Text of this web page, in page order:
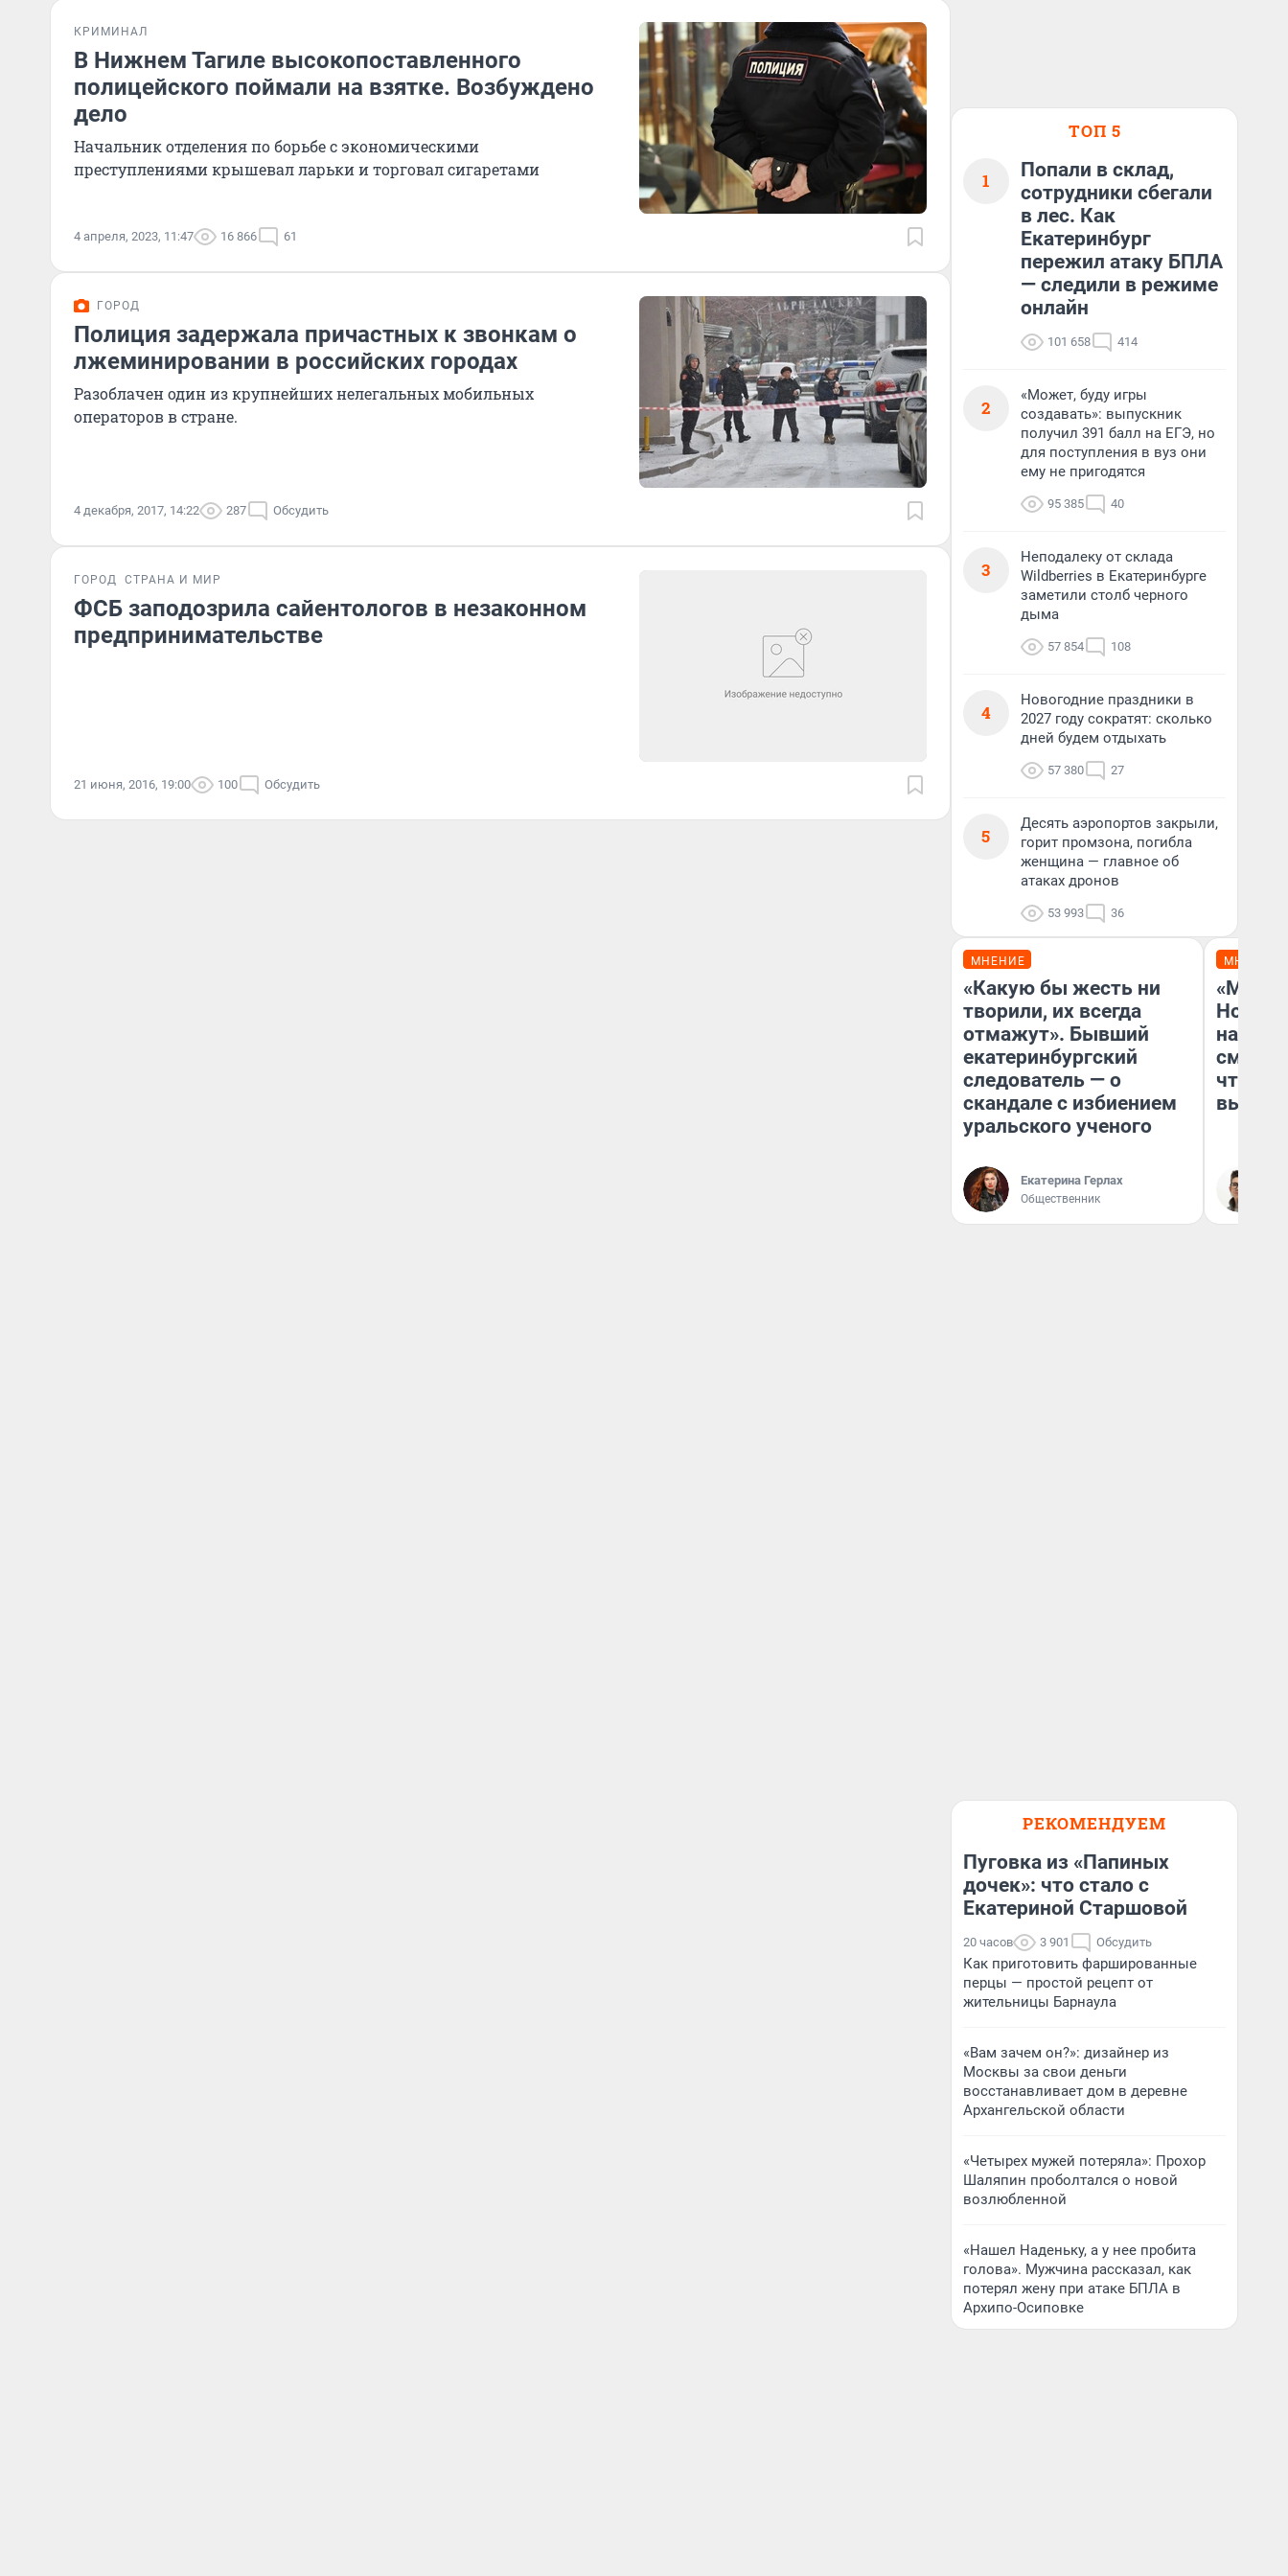
КРИМИНАЛ
В Нижнем Тагиле высокопоставленного
полицейского поймали на взятке. Возбуждено
дело
Начальник отделения по борьбе с экономическими
преступлениями крышевал ларьки и торговал сигаретами
4 апреля, 2023, 11:47 16 866 61
ГОРОД
Полиция задержала причастных к звонкам о
лжеминировании в российских городах
Разоблачен один из крупнейших нелегальных мобильных
операторов в стране.
4 декабря, 2017, 14:22 287 Обсудить
ГОРОД СТРАНА И МИР
ФСБ заподозрила сайентологов в незаконном
предпринимательстве
21 июня, 2016, 19:00 100 Обсудить
ТОП 5
1
Попали в склад,
сотрудники сбегали
в лес. Как
Екатеринбург
пережил атаку БПЛА
— следили в режиме
онлайн
101 658 414
2
«Может, буду игры
создавать»: выпускник
получил 391 балл на ЕГЭ, но
для поступления в вуз они
ему не пригодятся
95 385 40
3
Неподалеку от склада
Wildberries в Екатеринбурге
заметили столб черного
дыма
57 854 108
4
Новогодние праздники в
2027 году сократят: сколько
дней будем отдыхать
57 380 27
5
Десять аэропортов закрыли,
горит промзона, погибла
женщина — главное об
атаках дронов
53 993 36
МНЕНИЕ
«Какую бы жесть ни
творили, их всегда
отмажут». Бывший
екатеринбургский
следователь — о
скандале с избиением
уральского ученого
Екатерина Герлах
Общественник
МНЕНИЕ
«Мы
чтобы
РЕКОМЕНДУЕМ
Пуговка из «Папиных
дочек»: что стало с
Екатериной Старшовой
20 часов 3 901 Обсудить
Как приготовить фаршированные
перцы — простой рецепт от
жительницы Барнаула
«Вам зачем он?»: дизайнер из
Москвы за свои деньги
восстанавливает дом в деревне
Архангельской области
«Четырех мужей потеряла»: Прохор
Шаляпин проболтался о новой
возлюбленной
«Нашел Наденьку, а у нее пробита
голова». Мужчина рассказал, как
потерял жену при атаке БПЛА в
Архипо-Осиповке